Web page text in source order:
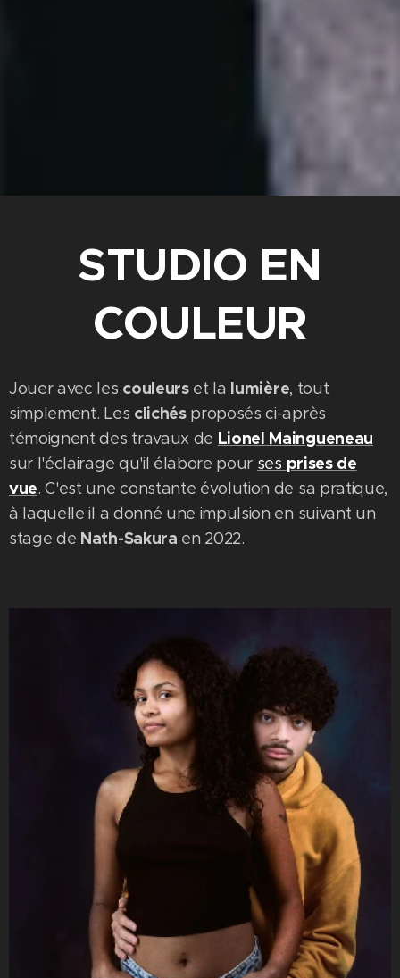
STUDIO EN
COULEUR
Jouer avec les couleurset la lumière, tout
simplement. Les clichésproposés ci-après
témoignent des travaux de Lionel Maingueneau
sur l'éclairage qu'il élabore pour ses prises de
vue. C'est une constante évolution de sa pratique,
à laquelle il a donné une impulsion en suivant un
stage de Nath-Sakura en 2022.